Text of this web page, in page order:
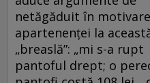
netăgăduit în
apartenenței la
„breaslă”: „mi s-a rupt
pantoful drept; o